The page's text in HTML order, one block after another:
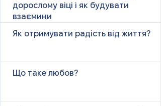
дорослому віці і як будувати
взаємини
Як отримувати радість від життя?
Що таке любов?